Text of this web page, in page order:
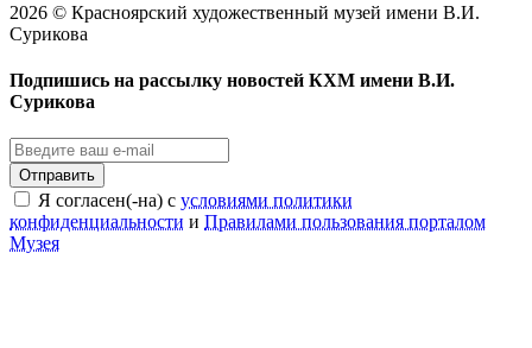
2026 © Красноярский художественный музей имени В.И.
Сурикова
Подпишись на рассылку новостей КХМ имени В.И.
Сурикова
Отправить
Я согласен(-на) с условиями политики
конфиденциальности и Правилами пользования порталом
Музея